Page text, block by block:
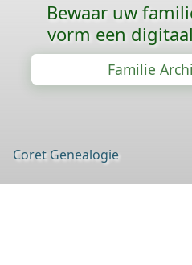
Bewaar uw
vorm een
Familie
Coret Genealogie